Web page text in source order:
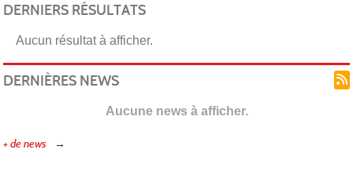
DERNIERS RÉSULTATS
Aucun résultat à afficher.
DERNIÈRES NEWS
Aucune news à afficher.
+ de news